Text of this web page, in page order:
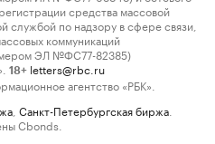
средства массовой
по надзору в сфере связи,
коммуникаций
ЭЛ №ФС77-82385)
18+ letters@rbc.ru
агентство «РБК».
Санкт-Петербургская биржа
Cbonds.